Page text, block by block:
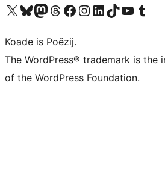
Visit our X (formerly Twitter) account
Visit our Bluesky account
Visit our Mastodon account
Visit our Threads account
Besykje ús Facebook sideBesykje ús Instagram-akkount
Besykje ús LinkedIn akkount
Visit our TikTok account
Visit our YouTube channel
Visit our
Koade is Poëzij.
The WordPress® trademark is the
of the WordPress Foundation.